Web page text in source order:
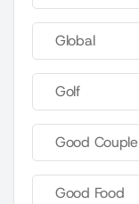
Global
Golf
Good Couple
Good Food